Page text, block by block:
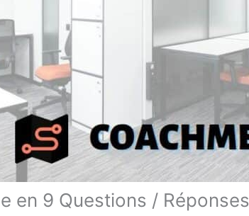
en 9 Questions / Réponses